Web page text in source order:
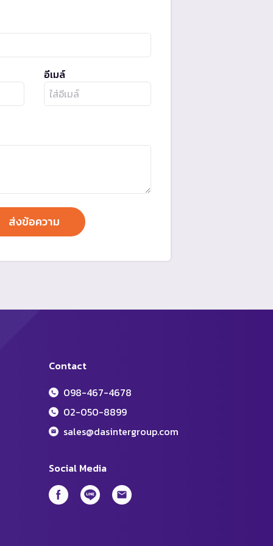
อีเมล์
Social Media
Contact
098-467-4678
02-050-8899
sales@dasintergroup.com